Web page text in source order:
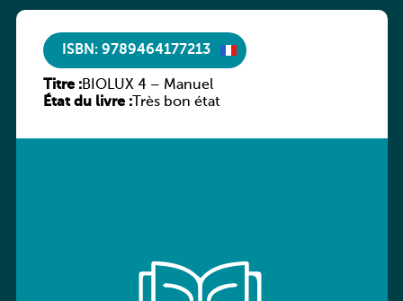
ISBN: 9789464177213
Titre :BIOLUX 4 – Manuel
État du livre :Très bon état